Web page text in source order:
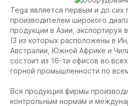
Tega является первым и до сих
производителем широкого
продукции в Азии, экспортируя
(3 из которых расположены в
Австралии, Южной Африке и
состоит из 16-ти офисов во
горной промышленности по
Вся продукция фирмы
контрольным нормам и